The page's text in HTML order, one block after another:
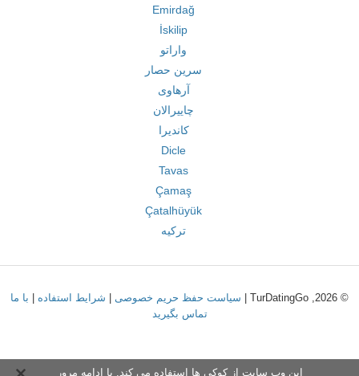
Emirdağ
İskilip
واراتو
سرین حصار
آرهاوی
چاییرالان
کاندیرا
Dicle
Tavas
Çamaş
Çatalhüyük
ترکیه
© 2026, TurDatingGo | سیاست حفظ حریم خصوصی شرایط استفاده
با ما
تماس بگیرید
این وب سایت از کوکی ها استفاده می کند. با ادامه مرور